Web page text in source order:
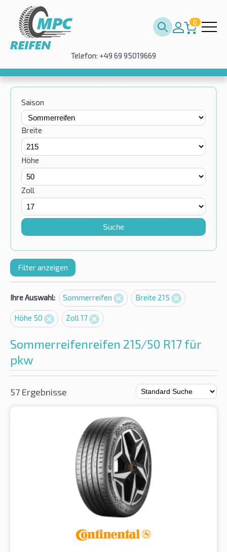
0
Telefon: +49 69 95019669
Saison
Breite
Höhe
Zoll
Suche
Filter anzeigen
Ihre Auswahl: Sommerreifen Breite 215
Höhe 50 Zoll 17
Sommerreifenreifen 215/50 R17 für
pkw
57 Ergebnisse